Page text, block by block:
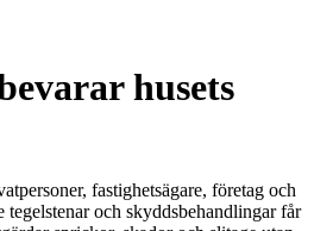
husets
fastighetsägare, företag och
tegelstenar och skyddsbehandlingar får